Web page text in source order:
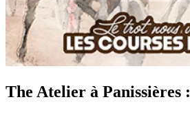
The Atelier à Panissières